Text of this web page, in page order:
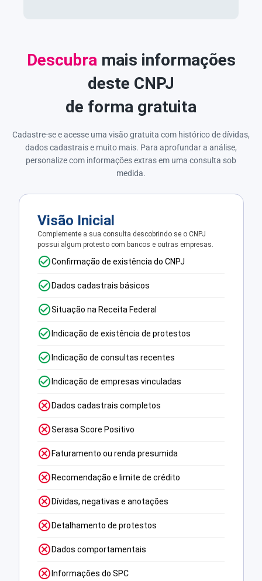
Descubra mais informações
deste CNPJ
de forma gratuita
Cadastre-se e acesse uma visão gratuita com histórico de dívidas,
dados cadastrais e muito mais. Para aprofundar a análise,
personalize com informações extras em uma consulta sob
medida.
Visão Inicial
Complemente a sua consulta descobrindo se o CNPJ
possui algum protesto com bancos e outras empresas.
Confirmação de existência do CNPJ
Dados cadastrais básicos
Situação na Receita Federal
Indicação de existência de protestos
Indicação de consultas recentes
Indicação de empresas vinculadas
Dados cadastrais completos
Serasa Score Positivo
Faturamento ou renda presumida
Recomendação e limite de crédito
Dívidas, negativas e anotações
Detalhamento de protestos
Dados comportamentais
Informações do SPC